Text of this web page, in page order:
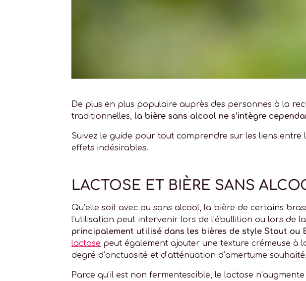
De plus en plus populaire auprès des personnes à la
traditionnelles, la bière sans alcool ne s’intègre
Suivez le guide pour tout comprendre sur les liens
effets indésirables.
LACTOSE ET BIÈRE SANS
Qu’elle soit avec ou sans alcool, la bière de certains
l’utilisation peut intervenir lors de l’ébullition ou lors de
principalement utilisé dans les bières de style Stout ou
lactose peut également ajouter une texture crémeuse à
degré d’onctuosité et d’atténuation d’amertume souhaité.
Parce qu’il est non fermentescible, le lactose